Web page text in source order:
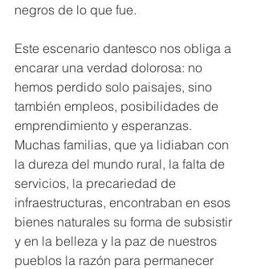
negros de lo que fue.
Este escenario dantesco nos obliga a
encarar una verdad dolorosa: no
hemos perdido solo paisajes, sino
también empleos, posibilidades de
emprendimiento y esperanzas.
Muchas familias, que ya lidiaban con
la dureza del mundo rural, la falta de
servicios, la precariedad de
infraestructuras, encontraban en esos
bienes naturales su forma de subsistir
y en la belleza y la paz de nuestros
pueblos la razón para permanecer